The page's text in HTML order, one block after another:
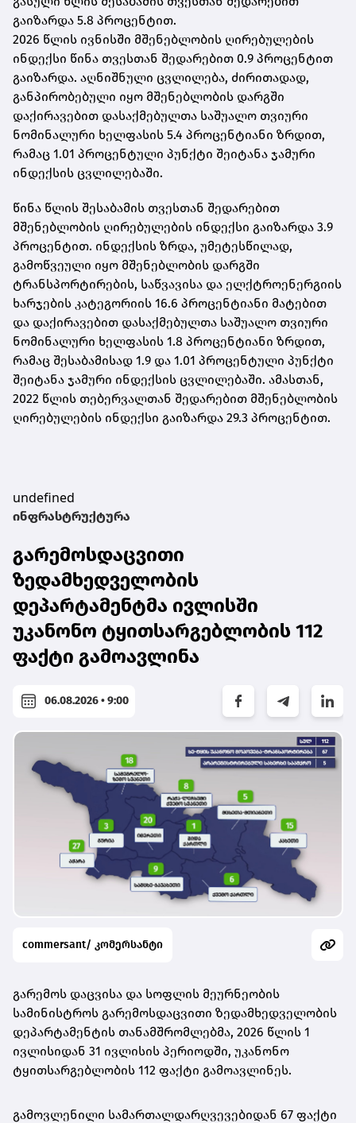
გაიზარდა 5.8 პროცენტით.
2026 წლის ივნისში მშენებლობის ღირებულების
ინდექსი წინა თვესთან შედარებით 0.9 პროცენტით
გაიზარდა. აღნიშნული ცვლილება, ძირითადად,
განპირობებული იყო მშენებლობის დარგში
დაქირავებით დასაქმებულთა საშუალო თვიური
ნომინალური ხელფასის 5.4 პროცენტიანი ზრდით,
რამაც 1.01 პროცენტული პუნქტი შეიტანა ჯამური
ინდექსის ცვლილებაში.
წინა წლის შესაბამის თვესთან შედარებით
მშენებლობის ღირებულების ინდექსი გაიზარდა 3.9
პროცენტით. ინდექსის ზრდა, უმეტესწილად,
გამოწვეული იყო მშენებლობის დარგში
ტრანსპორტირების, საწვავისა და ელქტროენერგიის
ხარჯების კატეგორიის 16.6 პროცენტიანი მატებით
და დაქირავებით დასაქმებულთა საშუალო თვიური
ნომინალური ხელფასის 1.8 პროცენტიანი ზრდით,
რამაც შესაბამისად 1.9 და 1.01 პროცენტული პუნქტი
შეიტანა ჯამური ინდექსის ცვლილებაში. ამასთან,
2022 წლის თებერვალთან შედარებით მშენებლობის
ღირებულების ინდექსი გაიზარდა 29.3 პროცენტით.
undefined
ინფრასტრუქტურა
გარემოსდაცვითი
ზედამხედველობის
დეპარტამენტმა ივლისში
უკანონო ტყითსარგებლობის 112
ფაქტი გამოავლინა
06.08.2026 • 9:00
commersant/ კომერსანტი
გარემოს დაცვისა და სოფლის მეურნეობის
სამინისტროს გარემოსდაცვითი ზედამხედველობის
დეპარტამენტის თანამშრომლებმა, 2026 წლის 1
ივლისიდან 31 ივლისის პერიოდში, უკანონო
ტყითსარგებლობის 112 ფაქტი გამოავლინეს.
გამოვლენილი სამართალდარღვევებიდან 67 ფაქტი